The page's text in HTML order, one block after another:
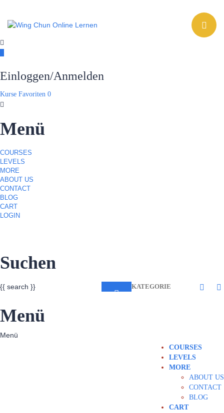
Toggle
Einloggen/Anmelden
Kurse Favoriten 0
Menü
COURSES
LEVELS
MORE
ABOUT US
CONTACT
BLOG
CART
LOGIN
Suchen
KATEGORIE
{{ search }}
Menü
COURSES
LEVELS
MORE
ABOUT US
CONTACT
BLOG
CART